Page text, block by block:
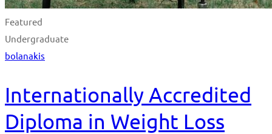
Featured
Undergraduate
bolanakis
Internationally Accredited
Diploma in Weight Loss